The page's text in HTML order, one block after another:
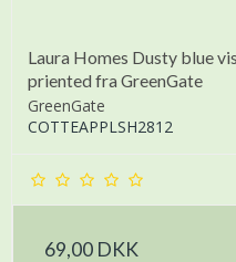
Laura Homes Dusty blue
priented fra GreenGate
GreenGate
COTTEAPPLSH2812
69,00 DKK